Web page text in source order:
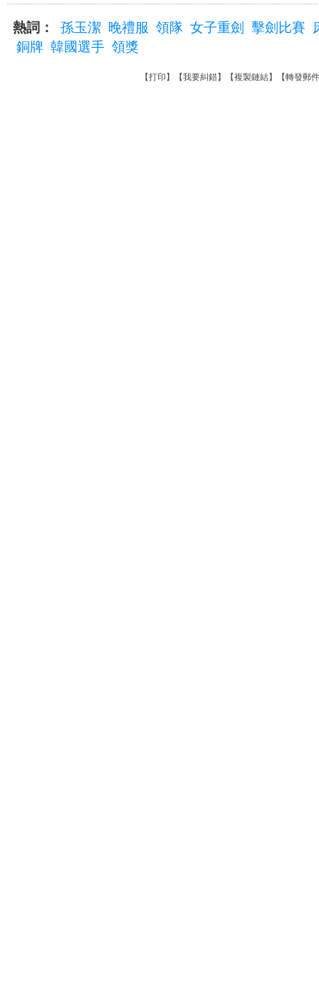
熱詞： 孫玉潔 晚禮服 領隊 女子重劍 擊劍比賽
銅牌 韓國選手 領獎
【打印 】【我要糾錯】【複製鏈結】【轉發郵件